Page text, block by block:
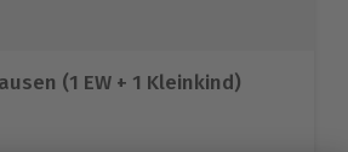
(1 EW + 1 Kleinkind)